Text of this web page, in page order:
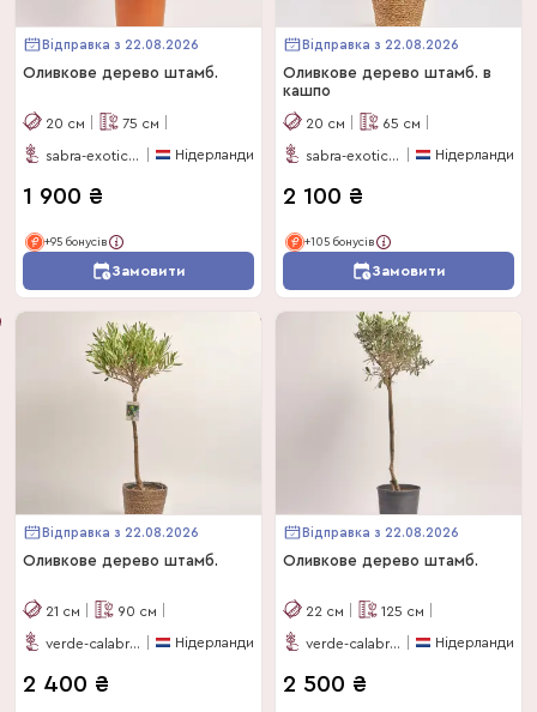
Відправка з 22.08.2026
Оливкове дерево штамб.
20 см 75 см
sabra-exotics-bv Нідерланди
1 900 ₴
+95 бонусів
Замовити
Відправка з 22.08.2026
Оливкове дерево штамб. в
кашпо
20 см 65 см
sabra-exotics-bv Нідерланди
2 100 ₴
+105 бонусів
Замовити
Відправка з 22.08.2026
Оливкове дерево штамб.
21 см 90 см
verde-calabria Нідерланди
2 400 ₴
Відправка з 22.08.2026
Оливкове дерево штамб.
22 см 125 см
verde-calabria Нідерланди
2 500 ₴